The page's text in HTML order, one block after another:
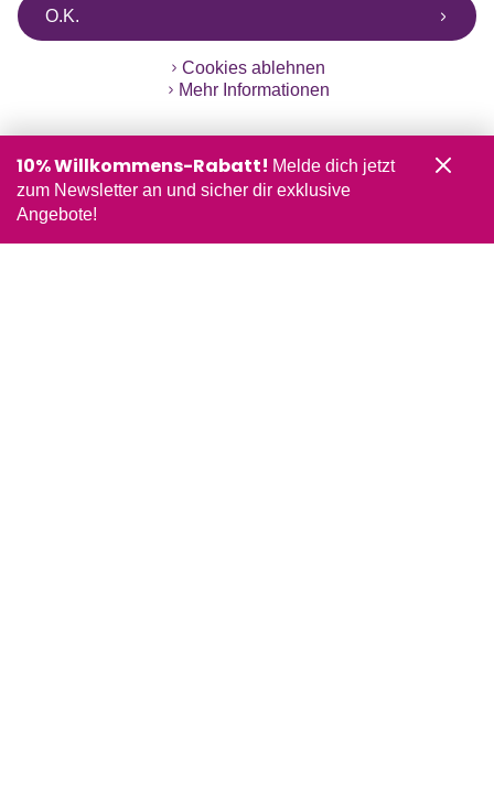
O.K.
Cookies ablehnen
Mehr Informationen
10% Willkommens-Rabatt! Melde dich jetzt
zum Newsletter an und sicher dir exklusive
Angebote!